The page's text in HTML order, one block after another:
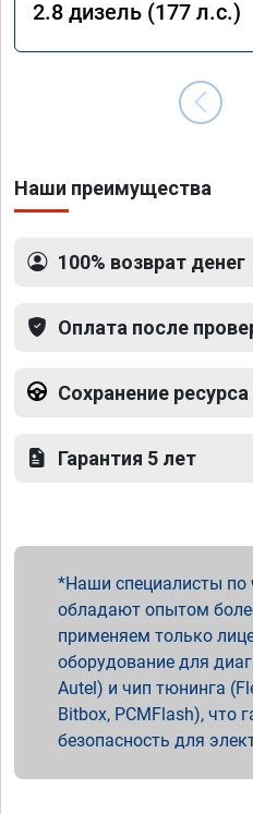
2.8 дизель (177 л.с.)
Наши преимущества
100% возврат денег
Оплата после
Сохранение ресурса
Гарантия 5 лет
Наши специалисты по
обладают опытом
применяем только
оборудование для
Autel) и чип тюнинга
Bitbox, PCMFlash), что
безопасность для